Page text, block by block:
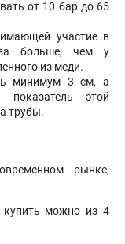
от 10 бар до 65
участие в
больше, чем у
из меди.
минимум 3 см, а
этой
трубы.
рынке,
можно из 4